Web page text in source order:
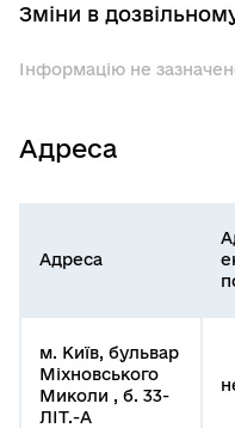
Зміни в
Інформацію не
Адреса
Адреса
м. Київ, бульвар
Міхновського
Миколи , б. 33-
ЛІТ.-А